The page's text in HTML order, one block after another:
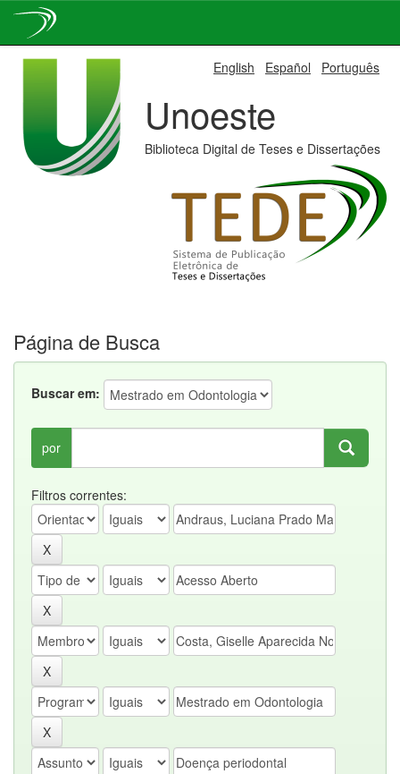
English Español Português
Unoeste
Biblioteca Digital de Teses e Dissertações
Página de Busca
Buscar em:
por
Filtros correntes: